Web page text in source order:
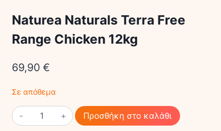
Naturea Naturals Terra Free
Range Chicken 12kg
69,90 €
Σε απόθεμα
Naturea
Naturals
Προσθήκη στο καλάθι